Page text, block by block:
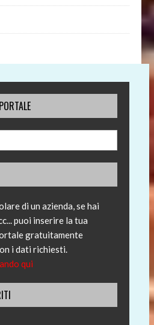
di un azienda, se hai
puoi inserire la tua
gratuitamente
i dati richiesti.
qui